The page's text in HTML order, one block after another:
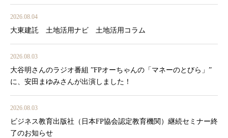
2026.08.04
大東建託 土地活用ナビ 土地活用コラム
2026.08.03
大谷明さんのラジオ番組 ”FPオーちゃんの「マネーのとびら」”
に、安田まゆみさんが出演しました！
2026.08.03
ビジネス教育出版社（日本FP協会認定教育機関）継続セミナー終
了のお知らせ